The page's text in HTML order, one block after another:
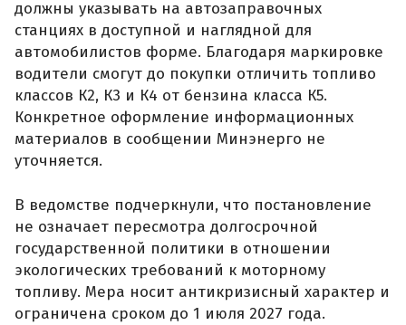
должны указывать на автозаправочных
станциях в доступной и наглядной для
автомобилистов форме. Благодаря маркировке
водители смогут до покупки отличить топливо
классов К2, К3 и К4 от бензина класса К5.
Конкретное оформление информационных
материалов в сообщении Минэнерго не
уточняется.
В ведомстве подчеркнули, что постановление
не означает пересмотра долгосрочной
государственной политики в отношении
экологических требований к моторному
топливу. Мера носит антикризисный характер и
ограничена сроком до 1 июля 2027 года.